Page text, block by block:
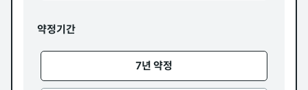
약정기간
7년 약정